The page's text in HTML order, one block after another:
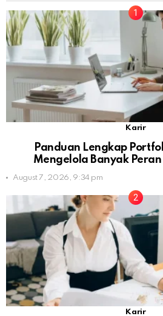
Karir
Panduan Lengkap
Mengelola Banyak
August 7, 2026, 9:34 pm
Karir